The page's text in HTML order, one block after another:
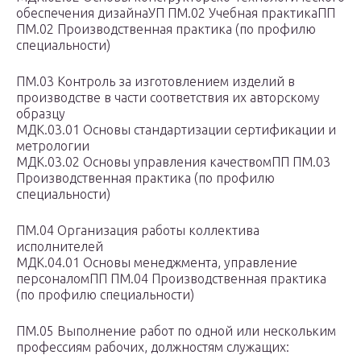
обеспечения дизайнаУП ПМ.02 Учебная практикаПП
ПМ.02 Производственная практика (по профилю
специальности)
ПМ.03 Контроль за изготовлением изделий в
производстве в части соответствия их авторскому
образцу
МДК.03.01 Основы стандартизации сертификации и
метрологии
МДК.03.02 Основы управления качествомПП ПМ.03
Производственная практика (по профилю
специальности)
ПМ.04 Организация работы коллектива
исполнителей
МДК.04.01 Основы менеджмента, управление
персоналомПП ПМ.04 Производственная практика
(по профилю специальности)
ПМ.05 Выполнение работ по одной или нескольким
профессиям рабочих, должностям служащих: